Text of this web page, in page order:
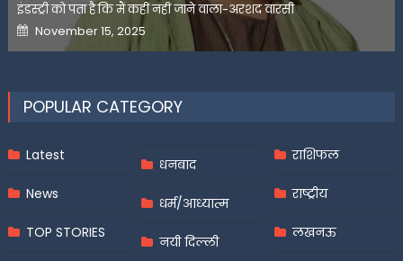
इंडस्ट्री को पता है कि मैं कहीं नहीं जाने वाला-अरशद वारसी
Posted
on
November 15, 2025
POPULAR CATEGORY
Latest
News
TOP STORIES
धनबाद
धर्म/आध्यात्म
नयी दिल्ली
राशिफल
राष्ट्रीय
लखनऊ